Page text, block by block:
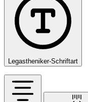
Legastheniker-Schriftart